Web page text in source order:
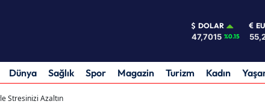
DOLAR
47,7015 %0.15
Dünya Sağlık Spor Magazin Turizm Kadın
Stresinizi Azaltın